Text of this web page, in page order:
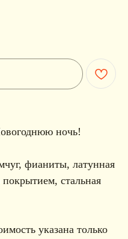
ночь!
фианиты, латунная
стальная
указана только